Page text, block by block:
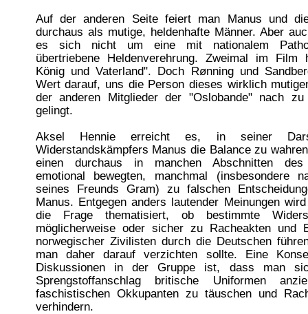
Auf der anderen Seite feiert man Manus und
durchaus als mutige, heldenhafte Männer. Aber
es sich nicht um eine mit nationalem
übertriebene Heldenverehrung. Zweimal im
König und Vaterland". Doch Rønning und
Wert darauf, uns die Person dieses wirklich
der anderen Mitglieder der "Oslobande" nach
gelingt.
Aksel Hennie erreicht es, in seiner
Widerstandskämpfers Manus die Balance zu
einen durchaus in manchen Abschnitten des
emotional bewegten, manchmal (insbesondere
seines Freunds Gram) zu falschen
Manus. Entgegen anders lautender Meinungen
die Frage thematisiert, ob bestimmte
möglicherweise oder sicher zu Racheakten und
norwegischer Zivilisten durch die Deutschen
man daher darauf verzichten sollte. Eine
Diskussionen in der Gruppe ist, dass man
Sprengstoffanschlag britische Uniformen
faschistischen Okkupanten zu täuschen und
verhindern.